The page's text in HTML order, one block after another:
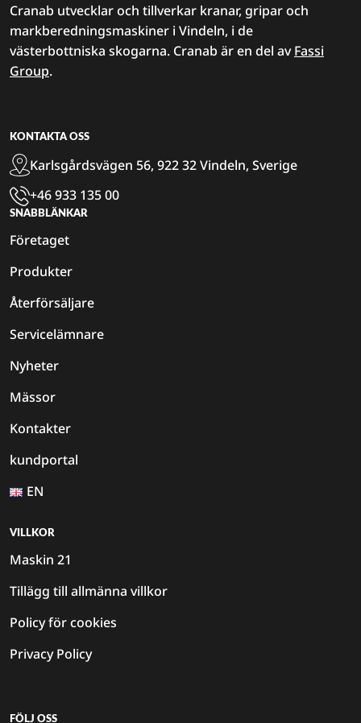
Cranab utvecklar och tillverkar kranar, gripar och
markberedningsmaskiner i Vindeln, i de
västerbottniska skogarna. Cranab är en del avFassi
Group.
KONTAKTA OSS
Karlsgårdsvägen 56, 922 32 Vindeln, Sverige
+46 933 135 00
SNABBLÄNKAR
Företaget
Produkter
Återförsäljare
Servicelämnare
Nyheter
Mässor
Kontakter
kundportal
EN
VILLKOR
Maskin 21
Tillägg till allmänna villkor
Policy för cookies
Privacy Policy
FÖLJ OSS